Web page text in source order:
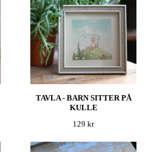
TAVLA - BARN SITTER PÅ
KULLE
129 kr